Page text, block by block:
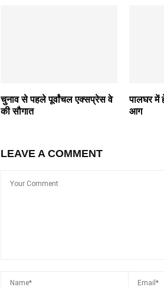
चुनाव से पहले पूर्वांचल एक्सप्रेस वे
की सौगात
पालघर में
आग
LEAVE A COMMENT